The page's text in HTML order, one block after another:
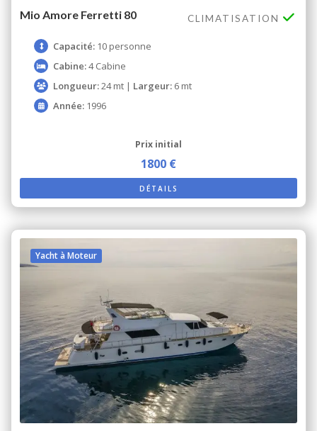
Mio Amore Ferretti 80 CLIMATISATION
Capacité: 10 personne
Cabine:4 Cabine
Longueur:24 mt | Largeur: 6 mt
Année: 1996
Prix ​​initial
1800 €
DÉTAILS
Yacht à Moteur